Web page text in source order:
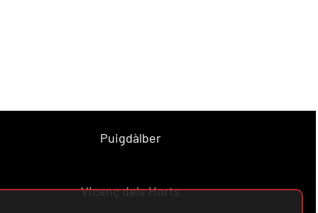
Puigdàlber
Vicenç dels Horts